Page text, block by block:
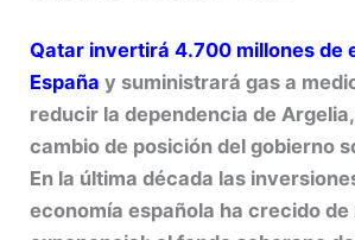
Qatar invertirá 4.700 millones de
España y suministrará gas a
reducir la dependencia de
cambio de posición del gobierno
En la última década las
economía española ha crecido de